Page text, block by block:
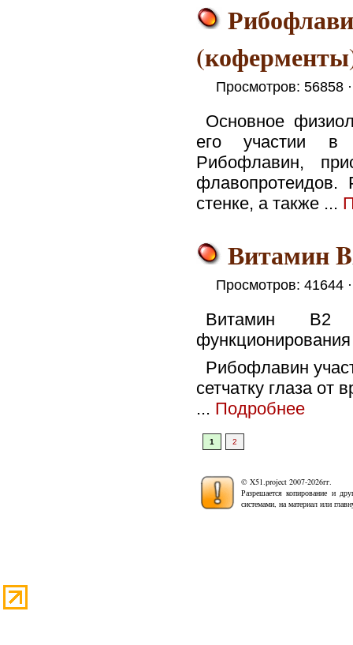
Просмотров: 56858
Основное
его участии в
Рибофлавин,
стенке, a также ...
Витамин
Просмотров: 41644
Витамин B2
Рибофлавин
сетчатку глаза от
... Подробнее
1 2
© X51.project 2007-2026гг.
Разрешается копирование и
системами, на материал или